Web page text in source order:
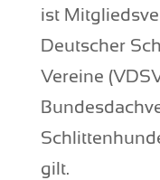
ist
Deutscher
Vereine
gilt.